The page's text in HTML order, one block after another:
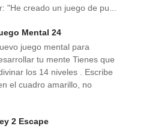
"He creado un juego de pu...
Mental 24
juego mental para
tu mente Tienes que
los 14 niveles . Escribe
el cuadro amarillo, no
2 Escape